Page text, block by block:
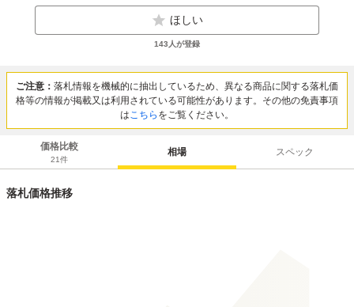
ほしい
143 人が登録
ご注意： 落札情報を機械的に抽出しているため、異なる商品に関する落札価
格等の情報が掲載又は利用されている可能性があります。その他の免責事項
はこちら をご覧ください。
価格比較
21件
相場 スペック
落札価格推移